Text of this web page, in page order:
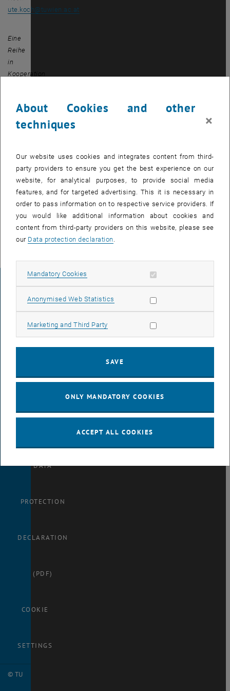
ute.koch@tuwien.ac.at
Eine
Reihe
in
Kooperation
Vizerektorat
Personal
sowie
dem
TUW-Team
Arbeitssicherheit
und
Arbeitsmedizin.
© TU
LEGAL
NOTICE
ACCESSIBILITY
DATA
PROTECTION
DECLARATION
(PDF)
COOKIE
SETTINGS
About Cookies and other
techniques
×
Our website uses cookies and integrates content from third-
party providers to ensure you get the best experience on our
website, for analytical purposes, to provide social media
features, and for targeted advertising. This it is necessary in
order to pass information on to respective service providers. If
you would like additional information about cookies and
content from third-party providers on this website, please see
our Data protection declaration.
Mandatory Cookies Allow mandatory cookies
Anonymised Web Statistics Allow statistic cookies
Marketing and Third Party Allow marketing cookies
SAVE
ONLY MANDATORY COOKIES
ACCEPT ALL COOKIES